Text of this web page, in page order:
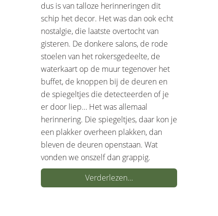
dus is van talloze herinneringen dit
schip het decor. Het was dan ook echt
nostalgie, die laatste overtocht van
gisteren. De donkere salons, de rode
stoelen van het rokersgedeelte, de
waterkaart op de muur tegenover het
buffet, de knoppen bij de deuren en
de spiegeltjes die detecteerden of je
er door liep… Het was allemaal
herinnering. Die spiegeltjes, daar kon je
een plakker overheen plakken, dan
bleven de deuren openstaan. Wat
vonden we onszelf dan grappig.
Verderlezen…